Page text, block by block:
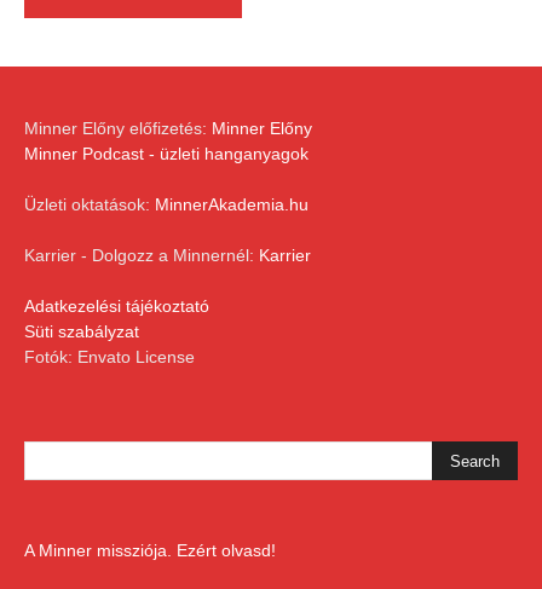
Minner Előny előfizetés: Minner Előny
Minner Podcast - üzleti hanganyagok
Üzleti oktatások: MinnerAkademia.hu
Karrier - Dolgozz a Minnernél: Karrier
Adatkezelési tájékoztató
Süti szabályzat
Fotók: Envato License
A Minner missziója. Ezért olvasd!